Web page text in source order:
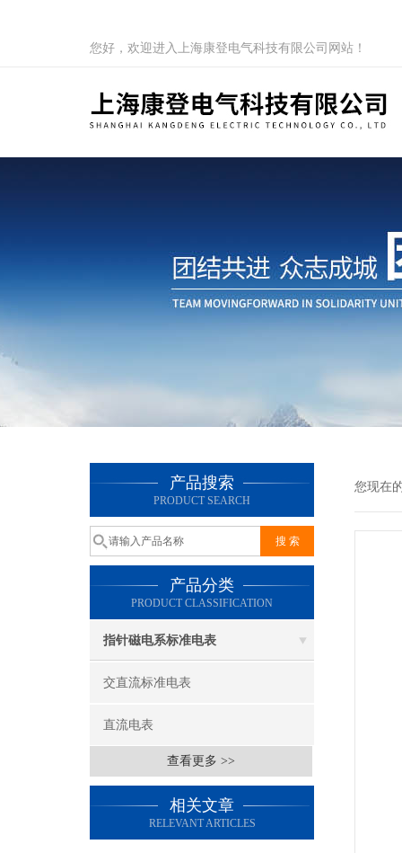
您好，欢迎进入上海康登电气科技有限公司网站！
产品搜索
PRODUCT SEARCH
产品分类
PRODUCT CLASSIFICATION
指针磁电系标准电表
交直流标准电表
直流电表
查看更多 >>
相关文章
RELEVANT ARTICLES
您现在